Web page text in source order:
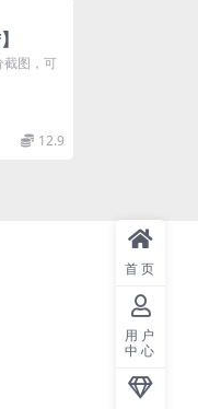
截图，可
12.9
首页
用户
中心